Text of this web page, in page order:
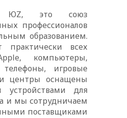
ЮZ, это союз
профессионалов
образованием.
практически всех
компьютеры,
игровые
центры оснащены
для
и мы сотрудничаем
поставщиками